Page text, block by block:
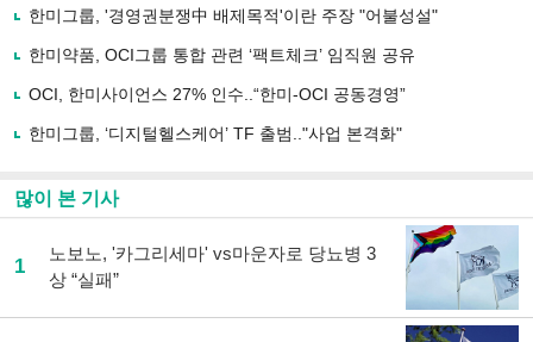
사
유
기
한미그룹, '경영권분쟁中 배제목적'이란 주장 "어불성설"
한미약품, OCI그룹 통합 관련 ‘팩트체크’ 임직원 공유
OCI, 한미사이언스 27% 인수..“한미-OCI 공동경영”
한미그룹, ‘디지털헬스케어’ TF 출범.."사업 본격화"
많이 본 기사
1
노보노, '카그리세마' vs마운자로 당뇨병 3
상 “실패”